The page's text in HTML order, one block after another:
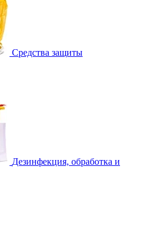
Средства защиты
Дезинфекция, обработка и